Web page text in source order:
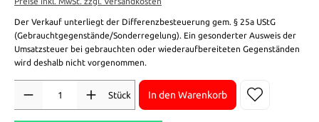
Der Verkauf unterliegt der Differenzbesteuerung gem. § 25a UStG
(Gebrauchtgegenstände/Sonderregelung). Ein gesonderter Ausweis der
Umsatzsteuer bei gebrauchten oder wiederaufbereiteten Gegenständen
wird deshalb nicht vorgenommen.
Stück
In den Warenkorb